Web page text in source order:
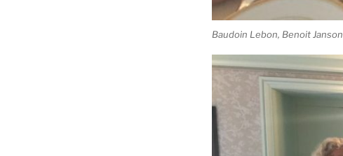
Baudoin Lebon, Benoit Janson